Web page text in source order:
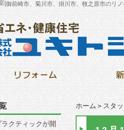
御前崎市、菊川市、掛川市、牧之原市のリ
ホーム＞スタ
クティックが開